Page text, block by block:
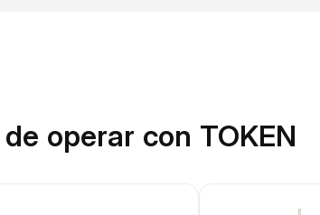
operar con TOKEN